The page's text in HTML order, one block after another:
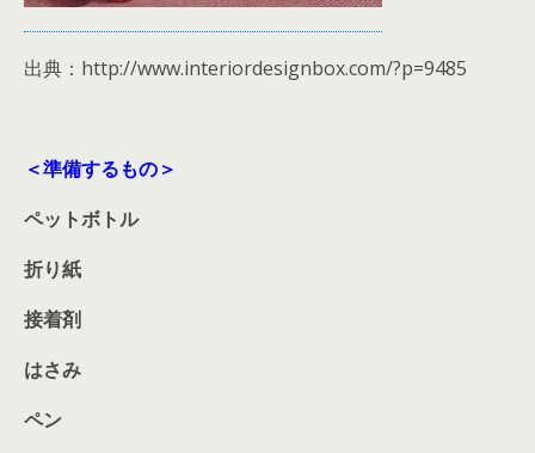
出典：http://www.interiordesignbox.com/?p=9485
＜準備するもの＞
ペットボトル
折り紙
接着剤
はさみ
ペン